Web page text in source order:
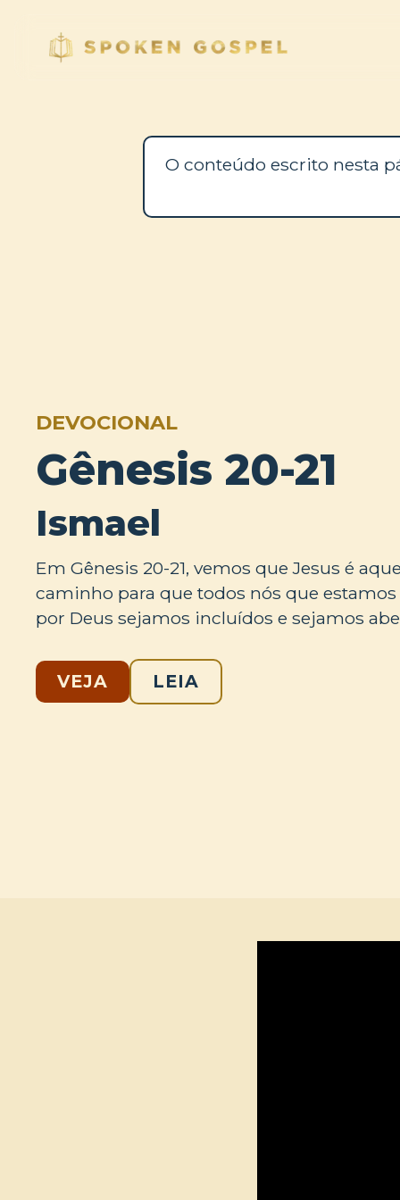
O conteúdo escrito nesta
DEVOCIONAL
Gênesis 20-21
Ismael
Em Gênesis 20-21, vemos que Jesus é
caminho para que todos nós que
por Deus sejamos incluídos e sejamos
VEJA LEIA